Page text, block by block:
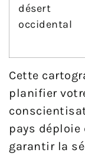
désert
occidental
Cette
planifier
pays
garantir la